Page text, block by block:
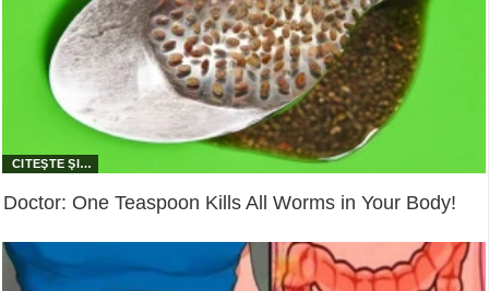
Doctor: One Teaspoon Kills All Worms in Your Body!